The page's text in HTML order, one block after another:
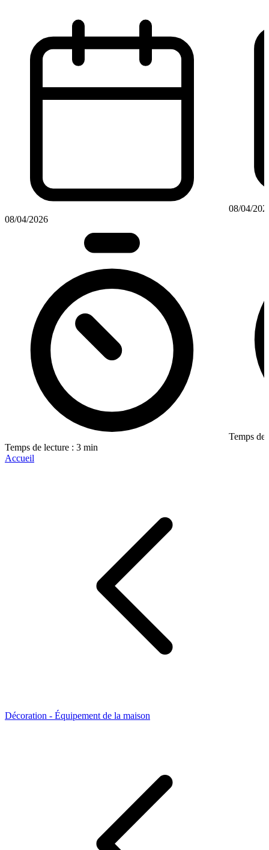
08/04/2026
Temps de lecture : 3 min
08/04/
Temps de
Accueil
Décoration - Équipement de la maison